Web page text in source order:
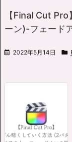
【Final Cut
ーン)-フェード
2022年5月14日